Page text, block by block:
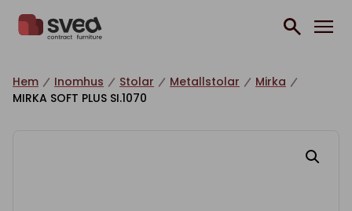
Hem Inomhus Stolar Metallstolar
Mirka
MIRKA SOFT PLUS SI.1070